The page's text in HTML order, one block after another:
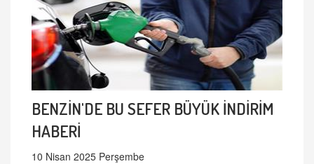
BENZİN'DE BU SEFER BÜYÜK İNDİRİM
HABERİ
10 Nisan 2025 Perşembe